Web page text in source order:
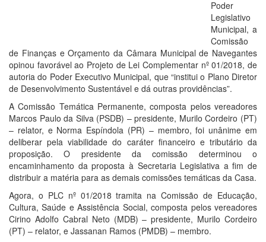
Poder
Legislativo
Municipal, a
Comissão
de Finanças e Orçamento da Câmara Municipal de Navegantes
opinou favorável ao Projeto de Lei Complementar nº 01/2018, de
autoria do Poder Executivo Municipal, que “institui o Plano Diretor
de Desenvolvimento Sustentável e dá outras providências”.
A Comissão Temática Permanente, composta pelos vereadores
Marcos Paulo da Silva (PSDB) – presidente, Murilo Cordeiro (PT)
– relator, e Norma Espíndola (PR) – membro, foi unânime em
deliberar pela viabilidade do caráter financeiro e tributário da
proposição. O presidente da comissão determinou o
encaminhamento da proposta à Secretaria Legislativa a fim de
distribuir a matéria para as demais comissões temáticas da Casa.
Agora, o PLC nº 01/2018 tramita na Comissão de Educação,
Cultura, Saúde e Assistência Social, composta pelos vereadores
Cirino Adolfo Cabral Neto (MDB) – presidente, Murilo Cordeiro
(PT) – relator, e Jassanan Ramos (PMDB) – membro.